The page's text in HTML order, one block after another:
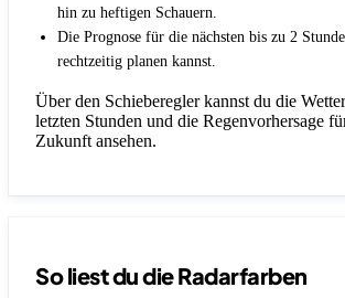
hin zu heftigen Schauern.
Die Prognose für die nächsten bis zu 2
rechtzeitig planen kannst.
Über den Schieberegler kannst du die
letzten Stunden und die Regenvorhersage
Zukunft ansehen.
So liest du die Radarfarben